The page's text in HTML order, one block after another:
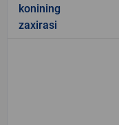
konining
zaxirasi